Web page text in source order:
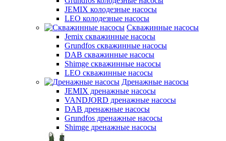
JEMIX колодезные насосы
LEO колодезные насосы
Скважинные насосы
Jemix cкважинные насосы
Grundfos скважинные насосы
DAB скважинные насосы
Shimge скважинные насосы
LEO скважинные насосы
Дренажные насосы
JEMIX дренажные насосы
VANDJORD дренажные насосы
DAB дренажные насосы
Grundfos дренажные насосы
Shimge дренажные насосы